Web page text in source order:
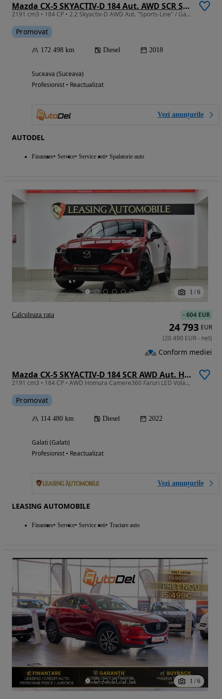
Mazda CX-5 SKYACTIV-D 184 Aut. AWD SCR Sports-Line
2191 cm3 • 184 CP • 2.2 Skyactiv-D AWD Aut. "Sports-Line" / Garantie /Posibilitate Leasing
Promovat
172 498 km Diesel 2018
Suceava (Suceava)
Profesionist • Reactualizat
Vezi anunțurile
AUTODEL
Finantare Service Service roti Spalatorie auto
1 / 6
Mazda CX-5 SKYACTIV-D 184 SCR AWD Aut. Homura
2191 cm3 • 184 CP • AWD Homura Camere360 Faruri LED Volan Incalzit Alcantara Garantie
Promovat
114 480 km Diesel 2022
Galati (Galati)
Profesionist • Reactualizat
Vezi anunțurile
LEASING AUTOMOBILE
Finantare Service Service roti Tractare auto
-604 EUR
24 793 EUR
(20 490 EUR- net)
Conform mediei
Calculeaza rata
1 / 6